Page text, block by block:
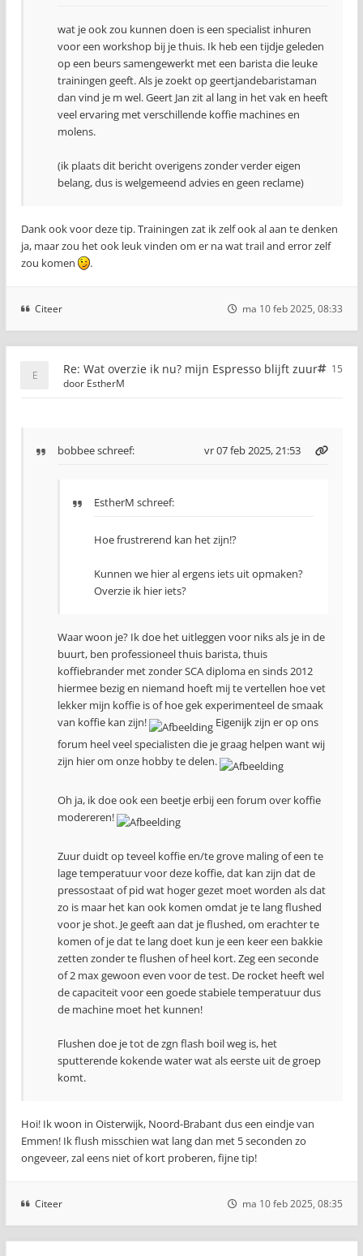
wat je ook zou kunnen doen is een specialist inhuren
voor een workshop bij je thuis. Ik heb een tijdje geleden
op een beurs samengewerkt met een barista die leuke
trainingen geeft. Als je zoekt op geertjandebaristaman
dan vind je m wel. Geert Jan zit al lang in het vak en heeft
veel ervaring met verschillende koffie machines en
molens.
(ik plaats dit bericht overigens zonder verder eigen
belang, dus is welgemeend advies en geen reclame)
Dank ook voor deze tip. Trainingen zat ik zelf ook al aan te denken
ja, maar zou het ook leuk vinden om er na wat trail and error zelf
zou komen
.
Citeer ma 10 feb 2025, 08:33
Re: Wat overzie ik nu? mijn Espresso blijft zuur
15
door EstherM
bobbeeschreef: vr 07 feb 2025, 21:53
EstherM schreef:
Hoe frustrerend kan het zijn!?
Kunnen we hier al ergens iets uit opmaken?
Overzie ik hier iets?
Waar woon je? Ik doe het uitleggen voor niks als je in de
buurt, ben professioneel thuis barista, thuis
koffiebrander met zonder SCA diploma en sinds 2012
hiermee bezig en niemand hoeft mij te vertellen hoe vet
lekker mijn koffie is of hoe gek experimenteel de smaak
van koffie kan zijn!
Eigenijk zijn er op ons
forum heel veel specialisten die je graag helpen want wij
zijn hier om onze hobby te delen.
Oh ja, ik doe ook een beetje erbij een forum over koffie
modereren!
Zuur duidt op teveel koffie en/te grove maling of een te
lage temperatuur voor deze koffie, dat kan zijn dat de
pressostaat of pid wat hoger gezet moet worden als dat
zo is maar het kan ook komen omdat je te lang flushed
voor je shot. Je geeft aan dat je flushed, om erachter te
komen of je dat te lang doet kun je een keer een bakkie
zetten zonder te flushen of heel kort. Zeg een seconde
of 2 max gewoon even voor de test. De rocket heeft wel
de capaciteit voor een goede stabiele temperatuur dus
de machine moet het kunnen!
Flushen doe je tot de zgn flash boil weg is, het
sputterende kokende water wat als eerste uit de groep
komt.
Hoi! Ik woon in Oisterwijk, Noord-Brabant dus een eindje van
Emmen! Ik flush misschien wat lang dan met 5 seconden zo
ongeveer, zal eens niet of kort proberen, fijne tip!
Citeer ma 10 feb 2025, 08:35